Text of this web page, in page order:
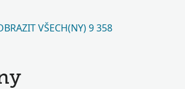
VŠECH(NY) 9 358